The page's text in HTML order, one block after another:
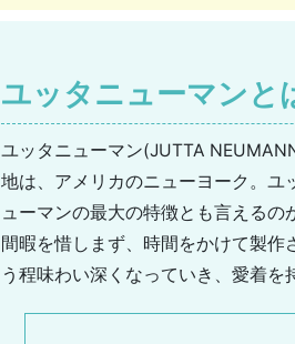
ユッタニューマンと
ユッタニューマン(JUTTA
地は、アメリカのニューヨーク。ユ
ューマンの最大の特徴とも言える
間暇を惜しまず、時間をかけて製
う程味わい深くなっていき、愛着
も、財布やベルト、バッグなどを